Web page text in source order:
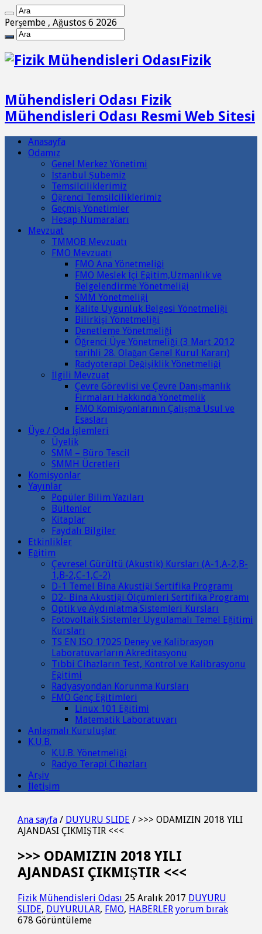
Perşembe , Ağustos 6 2026
Fizik
Mühendisleri Odası Fizik
Mühendisleri Odası Resmi Web Sitesi
Anasayfa
Odamız
Genel Merkez Yönetimi
İstanbul Şubemiz
Temsilciliklerimiz
Öğrenci Temsilciliklerimiz
Geçmiş Yönetimler
Hesap Numaraları
Mevzuat
TMMOB Mevzuatı
FMO Mevzuatı
FMO Ana Yönetmeliği
FMO Meslek İçi Eğitim,Uzmanlık ve
Belgelendirme Yönetmeliği
SMM Yönetmeliği
Kalite Uygunluk Belgesi Yönetmeliği
Bilirkişi Yönetmeliği
Denetleme Yönetmeliği
Öğrenci Üye Yönetmeliği (3 Mart 2012
tarihli 28. Olağan Genel Kurul Kararı)
Radyoterapi Değişiklik Yönetmeliği
İlgili Mevzuat
Çevre Görevlisi ve Çevre Danışmanlık
Firmaları Hakkında Yönetmelik
FMO Komisyonlarının Çalışma Usul ve
Esasları
Üye / Oda İşlemleri
Üyelik
SMM – Büro Tescil
SMMH Ücretleri
Komisyonlar
Yayınlar
Popüler Bilim Yazıları
Bültenler
Kitaplar
Faydalı Bilgiler
Etkinlikler
Eğitim
Çevresel Gürültü (Akustik) Kursları (A-1,A-2,B-
1,B-2,C-1,C-2)
D-1 Temel Bina Akustiği Sertifika Programı
D2- Bina Akustiği Ölçümleri Sertifika Programı
Optik ve Aydınlatma Sistemleri Kursları
Fotovoltaik Sistemler Uygulamalı Temel Eğitimi
Kursları
TS EN ISO 17025 Deney ve Kalibrasyon
Laboratuvarların Akreditasyonu
Tıbbi Cihazların Test, Kontrol ve Kalibrasyonu
Eğitimi
Radyasyondan Korunma Kursları
FMO Genç Eğitimleri
Linux 101 Eğitimi
Matematik Laboratuvarı
Anlaşmalı Kuruluşlar
K.U.B.
K.U.B. Yönetmeliği
Radyo Terapi Cihazları
Arşiv
İletişim
Ana sayfa / DUYURU SLIDE / >>> ODAMIZIN 2018 YILI
AJANDASI ÇIKMIŞTIR <<<
>>> ODAMIZIN 2018 YILI
AJANDASI ÇIKMIŞTIR <<<
Fizik Mühendisleri Odası 25 Aralık 2017 DUYURU
SLIDE, DUYURULAR, FMO, HABERLER yorum bırak
678 Görüntüleme